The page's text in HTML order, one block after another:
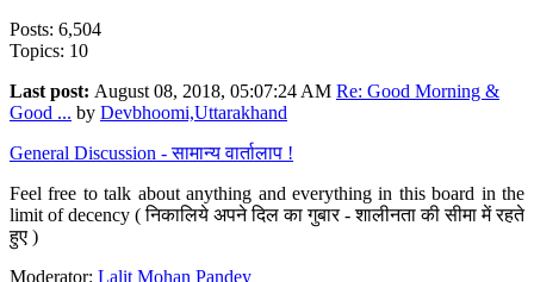
Posts: 6,504
Topics: 10
Last post: August 08, 2018, 05:07:24 AM Re: Good Morning &
Good ... by Devbhoomi,Uttarakhand
General Discussion - सामान्य वार्तालाप !
Feel free to talk about anything and everything in this board in the
limit of decency ( निकालिये अपने दिल का गुबार - शालीनता की सीमा में रहते
हुए )
Moderator: Lalit Mohan Pandey